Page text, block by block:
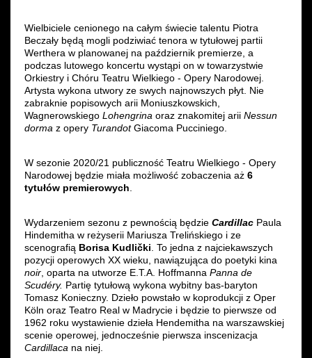
Wielbiciele cenionego na całym świecie talentu Piotra
Beczały będą mogli podziwiać tenora w tytułowej partii
Werthera w planowanej na październik premierze, a
podczas lutowego koncertu wystąpi on w towarzystwie
Orkiestry i Chóru Teatru Wielkiego - Opery Narodowej.
Artysta wykona utwory ze swych najnowszych płyt. Nie
zabraknie popisowych arii Moniuszkowskich,
Wagnerowskiego Lohengrina oraz znakomitej arii Nessun
dorma z opery TurandotGiacoma Pucciniego.
W sezonie 2020/21 publiczność Teatru Wielkiego - Opery
Narodowej będzie miała możliwość zobaczenia aż 6
tytułów premierowych.
Wydarzeniem sezonu z pewnością będzie Cardillac Paula
Hindemitha w reżyserii Mariusza Trelińskiego i ze
scenografią Borisa Kudlički. To jedna z najciekawszych
pozycji operowych XX wieku, nawiązująca do poetyki kina
noir, oparta na utworze E.T.A. Hoffmanna Panna de
Scudéry. Partię tytułową wykona wybitny bas-baryton
Tomasz Konieczny. Dzieło powstało w koprodukcji z Oper
Köln oraz Teatro Real w Madrycie i będzie to pierwsze od
1962 roku wystawienie dzieła Hendemitha na warszawskiej
scenie operowej, jednocześnie pierwsza inscenizacja
Cardillaca na niej.